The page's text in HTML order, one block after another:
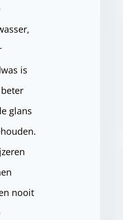
is
glans
nooit